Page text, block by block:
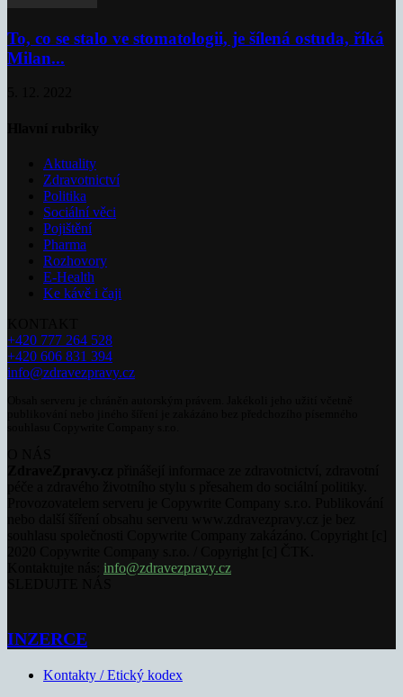
To, co se stalo ve stomatologii, je šílená ostuda, říká
Milan...
Aktuality
Zdravotnictví
Politika
Sociální věci
Pojištění
Pharma
Rozhovory
E-Health
Ke kávě i čaji
+420 777 264 528
+420 606 831 394
info@zdravezpravy.cz
info@zdravezpravy.cz
INZERCE
Kontakty / Etický kodex